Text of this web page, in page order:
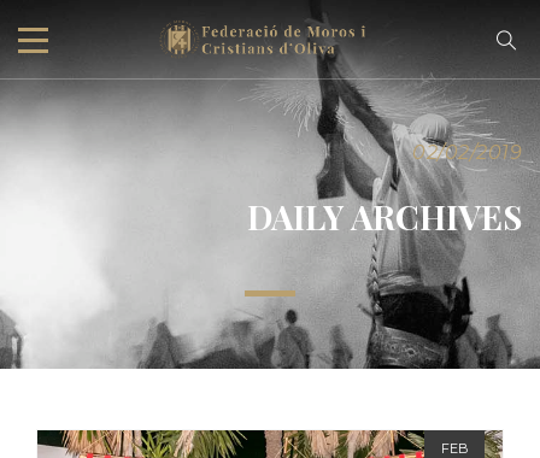
02/02/2019
DAILY ARCHIVES
FEB